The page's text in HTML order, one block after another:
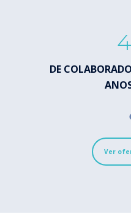
DE
Ver